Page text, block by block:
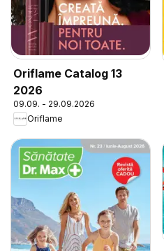
Oriflame Catalog 13
2026
09.09. - 29.09.2026
Oriflame